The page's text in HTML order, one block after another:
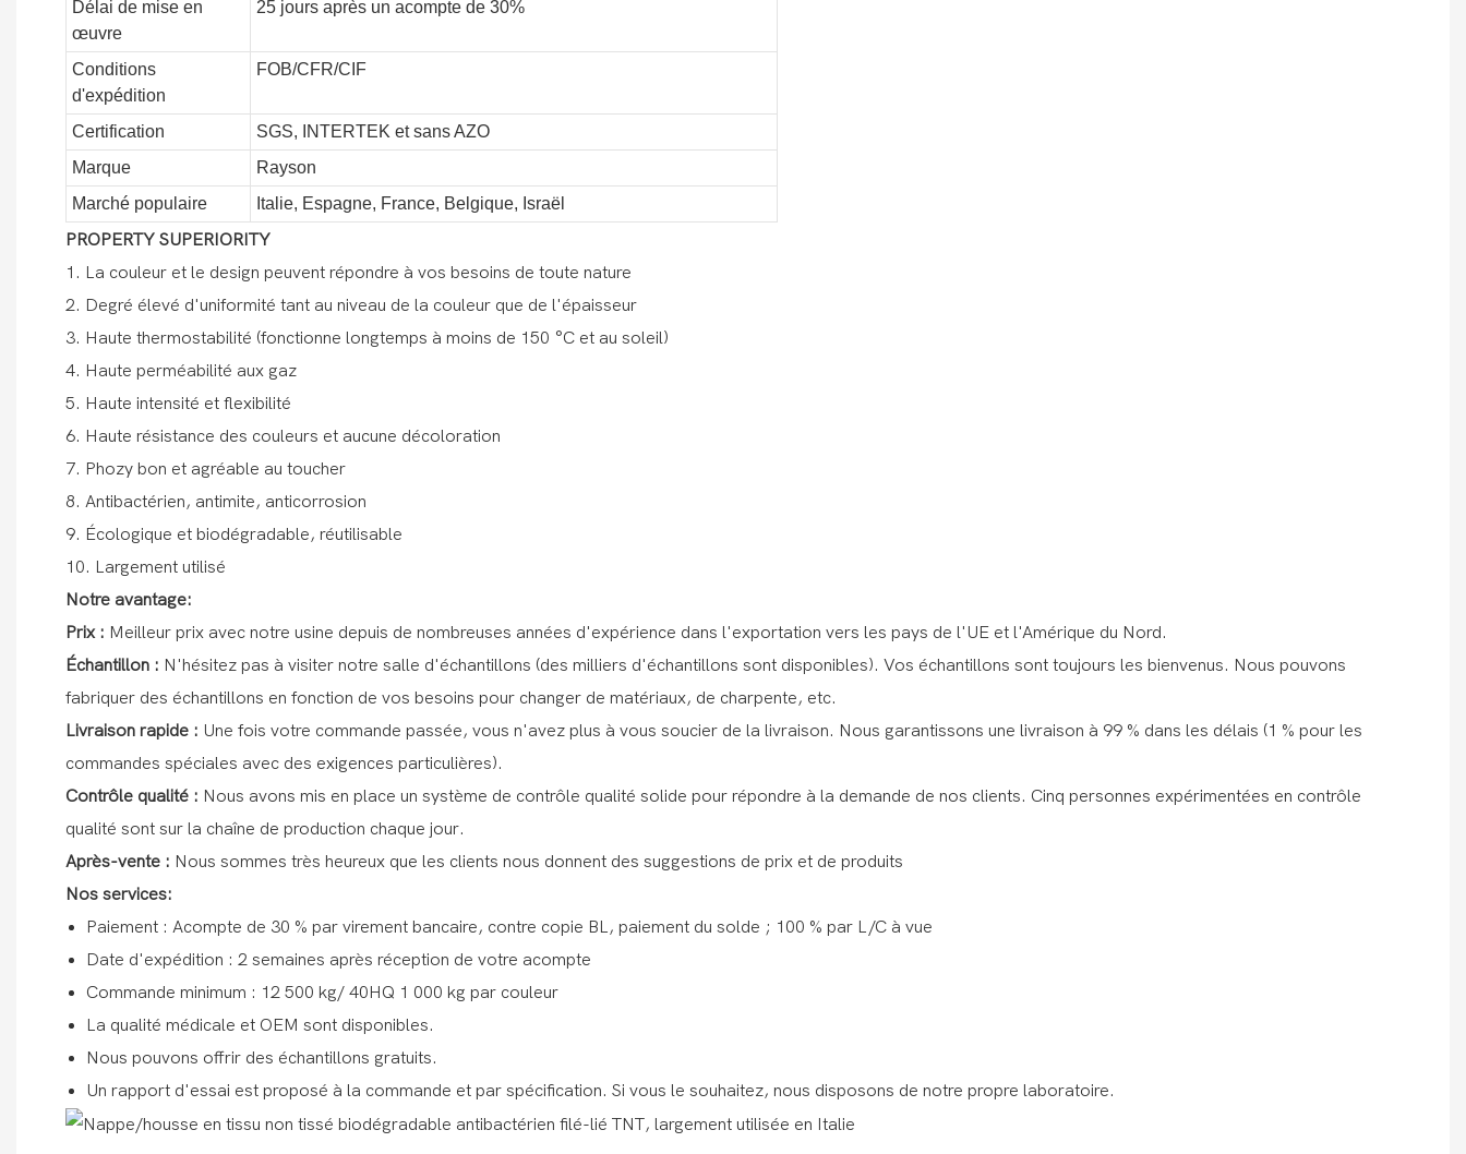
Délai de mise en
œuvre
25 jours après un acompte de 30%
Conditions
d'expédition
FOB/CFR/CIF
Certification
SGS, INTERTEK et sans AZO
Marque
Rayson
Marché populaire
Italie, Espagne, France, Belgique, Israël
PROPERTY SUPERIORITY
1. La couleur et le design peuvent répondre à vos besoins de toute nature
2. Degré élevé d'uniformité tant au niveau de la couleur que de l'épaisseur
3. Haute thermostabilité (fonctionne longtemps à moins de 150 °C et au soleil)
4. Haute perméabilité aux gaz
5. Haute intensité et flexibilité
6. Haute résistance des couleurs et aucune décoloration
7. Phozy bon et agréable au toucher
8. Antibactérien, antimite, anticorrosion
9. Écologique et biodégradable, réutilisable
10. Largement utilisé
Notre avantage:
Prix ​​: Meilleur prix avec notre usine depuis de nombreuses années d'expérience dans l'exportation vers les pays de l'UE et l'Amérique du Nord.
Échantillon : N'hésitez pas à visiter notre salle d'échantillons (des milliers d'échantillons sont disponibles). Vos échantillons sont toujours les bienvenus. Nous pouvons
fabriquer des échantillons en fonction de vos besoins pour changer de matériaux, de charpente, etc.
Livraison rapide : Une fois votre commande passée, vous n'avez plus à vous soucier de la livraison. Nous garantissons une livraison à 99 % dans les délais (1 % pour les
commandes spéciales avec des exigences particulières).
Contrôle qualité : Nous avons mis en place un système de contrôle qualité solide pour répondre à la demande de nos clients. Cinq personnes expérimentées en contrôle
qualité sont sur la chaîne de production chaque jour.
Après-vente : Nous sommes très heureux que les clients nous donnent des suggestions de prix et de produits
Nos services:
Paiement : Acompte de 30 % par virement bancaire, contre copie BL, paiement du solde ; 100 % par L/C à vue
Date d'expédition : 2 semaines après réception de votre acompte
Commande minimum : 12 500 kg/ 40HQ 1 000 kg par couleur
La qualité médicale et OEM sont disponibles.
Nous pouvons offrir des échantillons gratuits.
Un rapport d'essai est proposé à la commande et par spécification. Si vous le souhaitez, nous disposons de notre propre laboratoire.